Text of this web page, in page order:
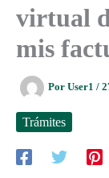
virtual
mis
Por User1 /
Trámites